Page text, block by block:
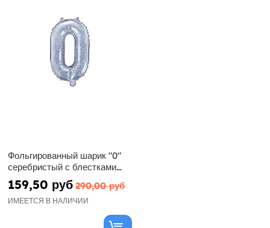
Фольгированный шарик "0"
серебристый с блестками
(35 см)
159,50 руб 290,00 руб
ИМЕЕТСЯ В НАЛИЧИИ